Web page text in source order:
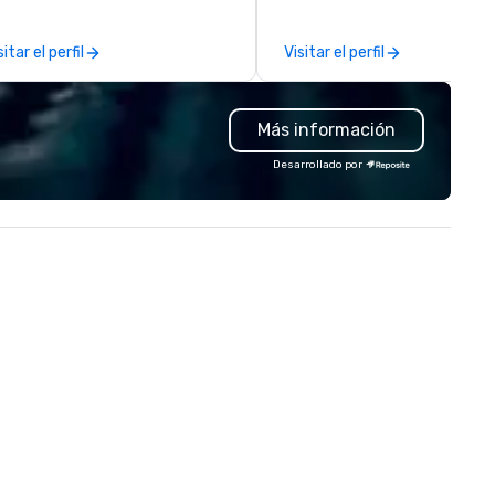
the presentation. I also have
the necessary amplification
as well as wireless
if they would be
My original music, TAKE
are available on my
and can be heard on
el perfil
presentation that shares
vision and your sentiments
flawlessly.
Visitar el perfil
Más información
Desarrollado por